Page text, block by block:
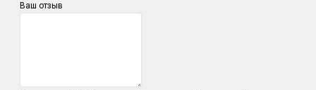
Ваш отзыв